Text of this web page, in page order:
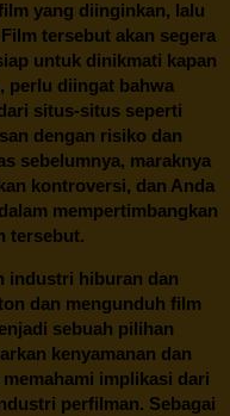
yang diinginkan, lalu
tersebut akan segera
untuk dinikmati kapan
perlu diingat bahwa
situs-situs seperti
dengan risiko dan
sebelumnya, maraknya
kontroversi, dan Anda
mempertimbangkan
tersebut.
industri hiburan dan
dan mengunduh film
sebuah pilihan
kenyamanan dan
implikasi dari
perfilman. Sebagai